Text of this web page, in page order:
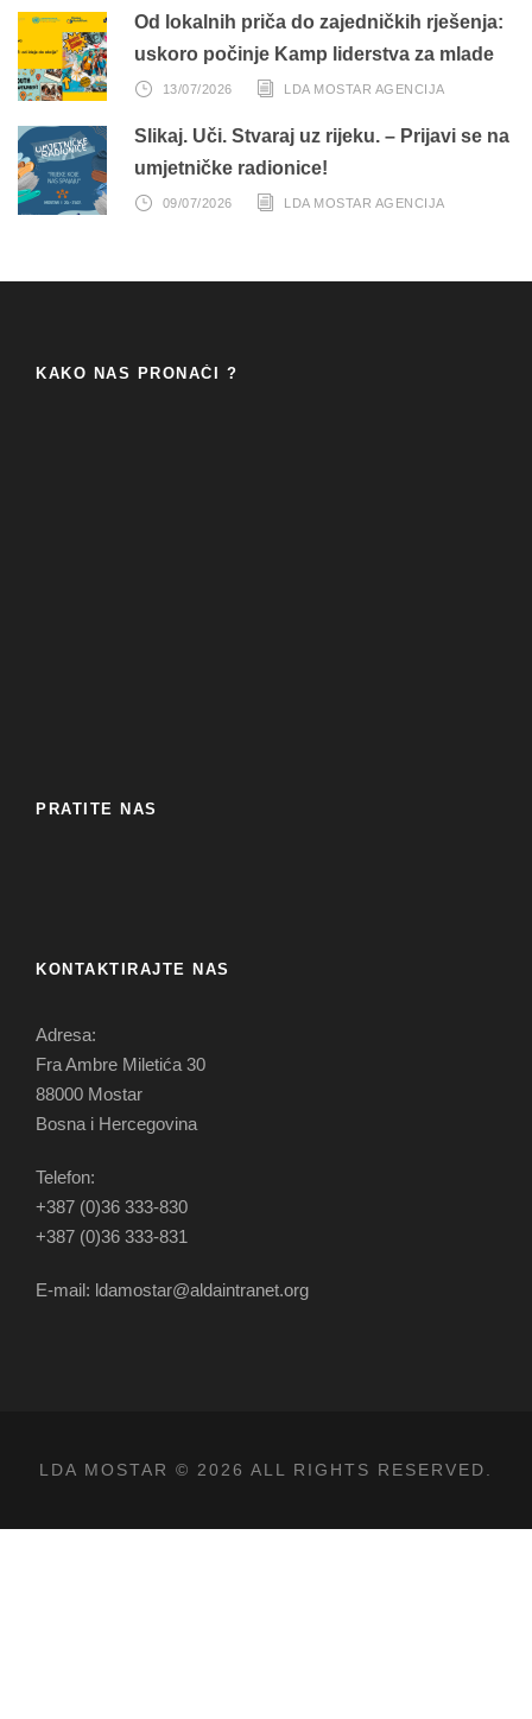
Od lokalnih priča do zajedničkih rješenja:
uskoro počinje Kamp liderstva za mlade
13/07/2026 LDA MOSTAR AGENCIJA
Slikaj. Uči. Stvaraj uz rijeku. – Prijavi se na
umjetničke radionice!
09/07/2026 LDA MOSTAR AGENCIJA
KAKO NAS PRONAĆI ?
PRATITE NAS
KONTAKTIRAJTE NAS
Adresa:
Fra Ambre Miletića 30
88000 Mostar
Bosna i Hercegovina
Telefon:
+387 (0)36 333-830
+387 (0)36 333-831
E-mail: ldamostar@aldaintranet.org
LDA MOSTAR © 2026 ALL RIGHTS RESERVED.